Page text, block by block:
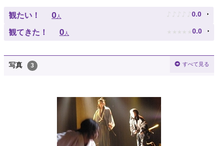
観たい！ 0人 ♪ ♪ ♪ ♪ ♪ 0.0
観てきた！ 0人 ★ ★ ★ ★ ★ 0.0
写真 3 すべて見る